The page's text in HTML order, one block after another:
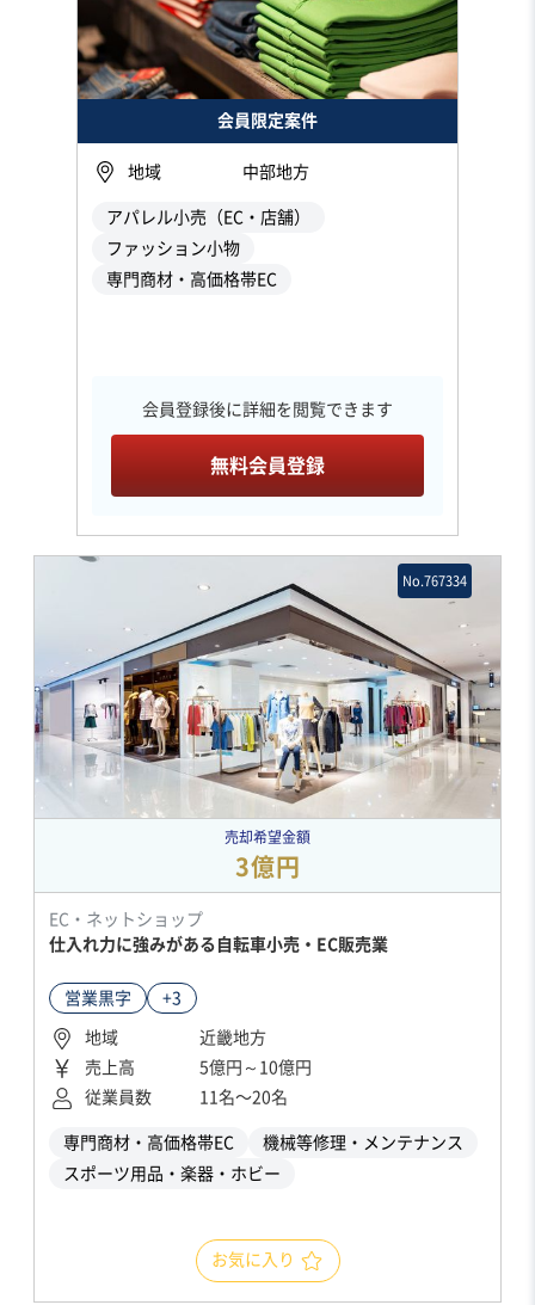
会員限定案件
地域 中部地方
アパレル小売（EC・店舗）
ファッション小物
専門商材・高価格帯EC
会員登録後に詳細を閲覧できます
無料会員登録
No.767334
売却希望金額
3億円
EC・ネットショップ
仕入れ力に強みがある自転車小売・EC販売業
営業黒字 +3
地域
近畿地方
売上高
5億円～10億円
従業員数
11名〜20名
専門商材・高価格帯EC
機械等修理・メンテナンス
スポーツ用品・楽器・ホビー
お気に入り